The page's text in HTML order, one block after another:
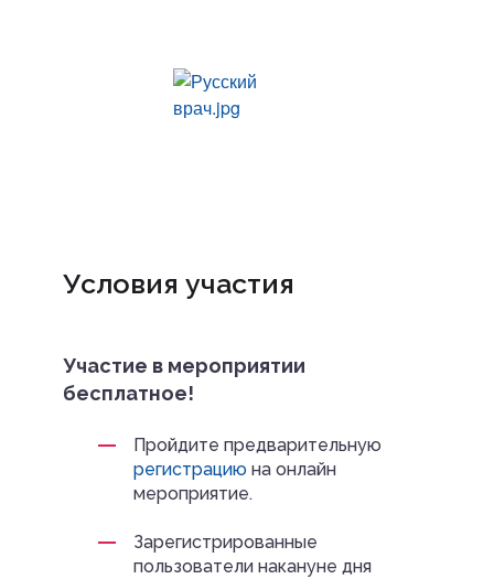
Условия участия
Участие в мероприятии
бесплатное!
Пройдите предварительную
регистрациюна онлайн
мероприятие.
Зарегистрированные
пользователи накануне дня